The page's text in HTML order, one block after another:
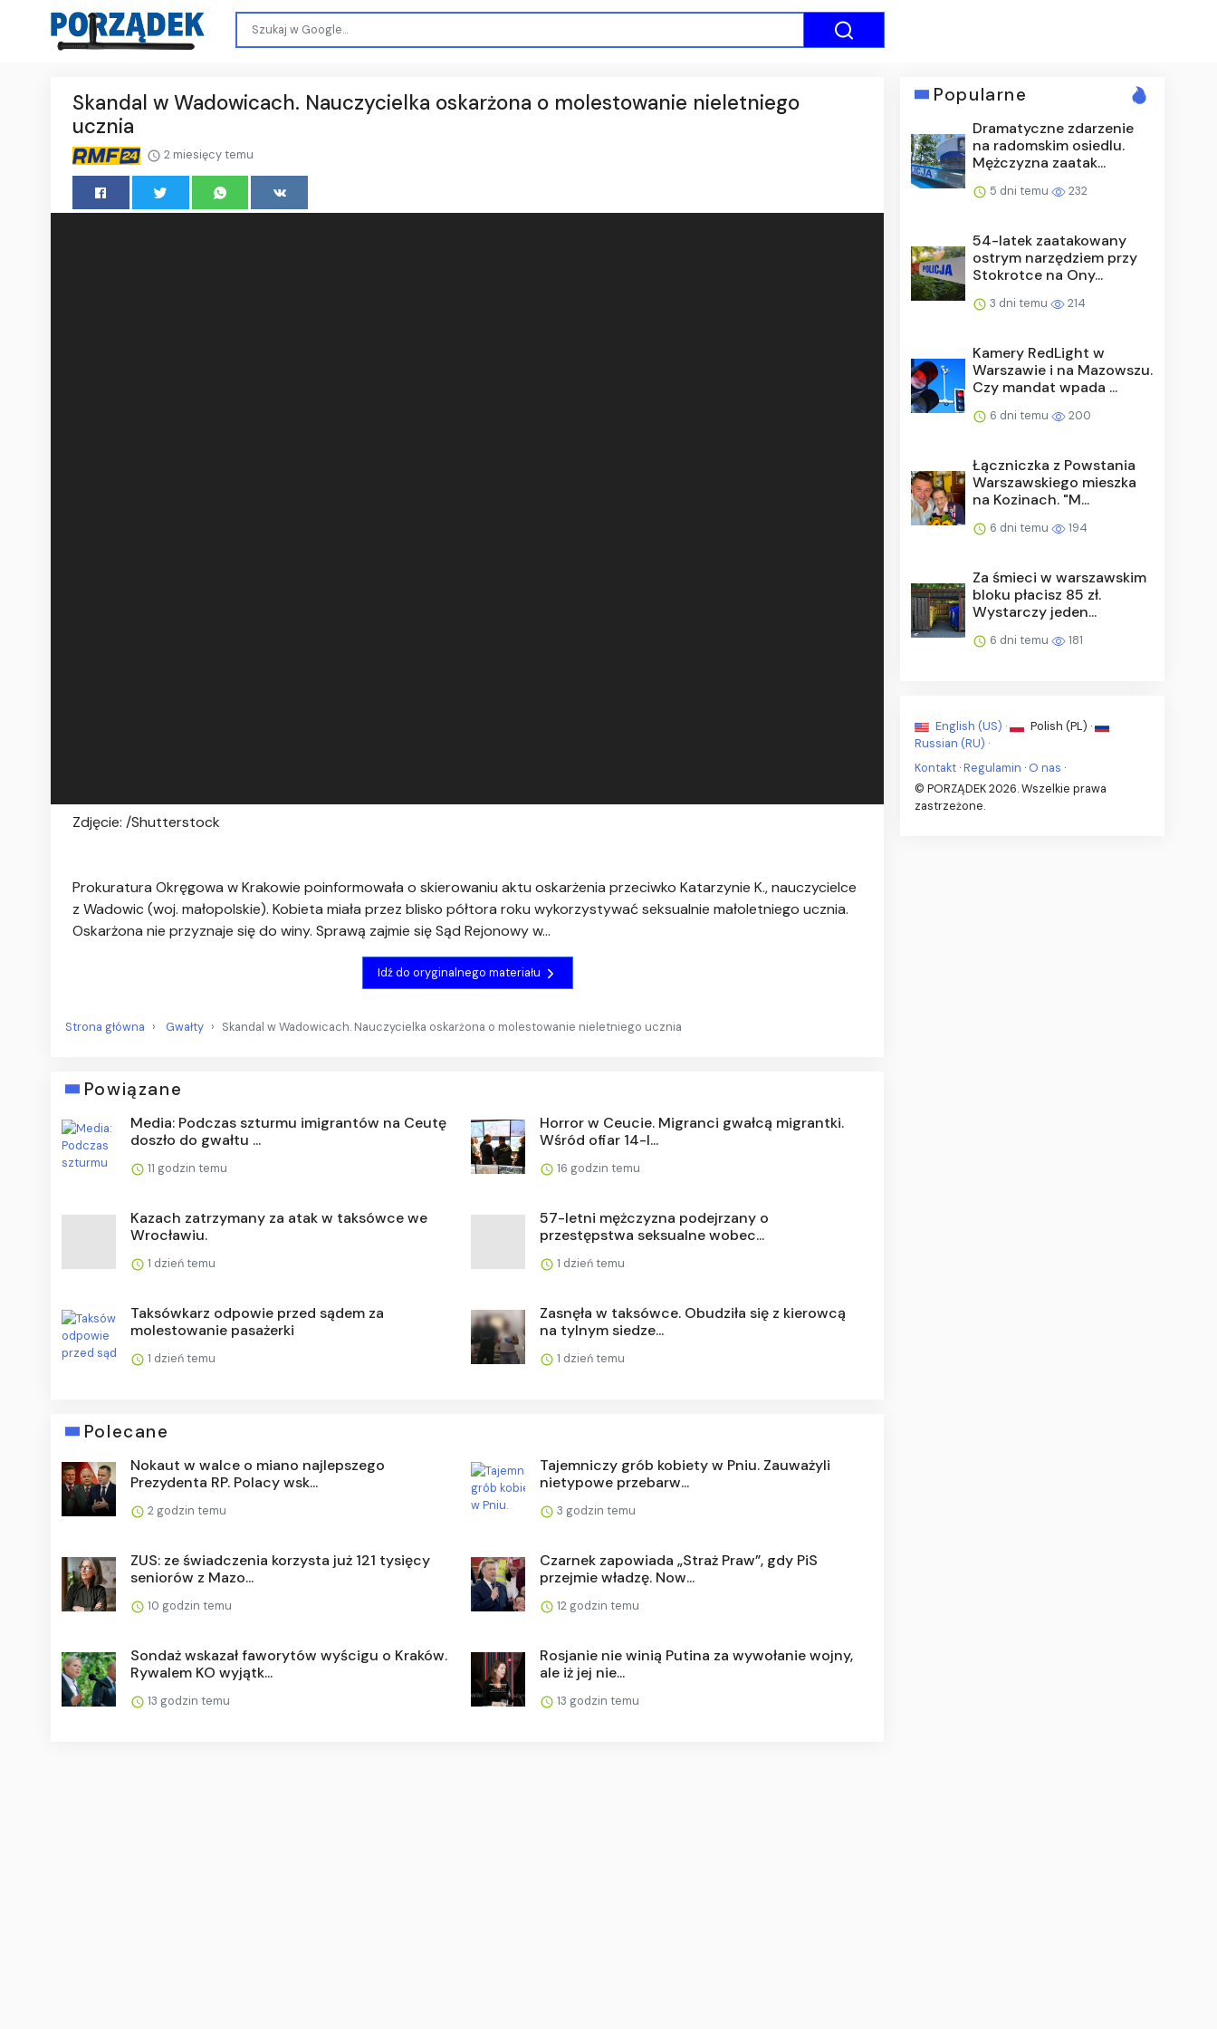
Skandal w Wadowicach. Nauczycielka oskarżona o molestowanie nieletniego
ucznia
2 miesięcy temu
Zdjęcie: /Shutterstock
Prokuratura Okręgowa w Krakowie poinformowała o skierowaniu aktu oskarżenia przeciwko Katarzynie K., nauczycielce
z Wadowic (woj. małopolskie). Kobieta miała przez blisko półtora roku wykorzystywać seksualnie małoletniego ucznia.
Oskarżona nie przyznaje się do winy. Sprawą zajmie się Sąd Rejonowy w...
Idź do oryginalnego materiału
Strona główna Gwałty Skandal w Wadowicach. Nauczycielka oskarżona o molestowanie nieletniego ucznia
Powiązane
Media: Podczas szturmu imigrantów na Ceutę
doszło do gwałtu ...
11 godzin temu
Horror w Ceucie. Migranci gwałcą migrantki.
Wśród ofiar 14-l...
16 godzin temu
Kazach zatrzymany za atak w taksówce we
Wrocławiu.
1 dzień temu
57-letni mężczyzna podejrzany o
przestępstwa seksualne wobec...
1 dzień temu
Taksówkarz odpowie przed sądem za
molestowanie pasażerki
1 dzień temu
Zasnęła w taksówce. Obudziła się z kierowcą
na tylnym siedze...
1 dzień temu
Polecane
Nokaut w walce o miano najlepszego
Prezydenta RP. Polacy wsk...
2 godzin temu
Tajemniczy grób kobiety w Pniu. Zauważyli
nietypowe przebarw...
3 godzin temu
ZUS: ze świadczenia korzysta już 121 tysięcy
seniorów z Mazo...
10 godzin temu
Czarnek zapowiada „Straż Praw”, gdy PiS
przejmie władzę. Now...
12 godzin temu
Sondaż wskazał faworytów wyścigu o Kraków.
Rywalem KO wyjątk...
13 godzin temu
Rosjanie nie winią Putina za wywołanie wojny,
ale iż jej nie...
13 godzin temu
Popularne
Dramatyczne zdarzenie
na radomskim osiedlu.
Mężczyzna zaatak...
5 dni temu 232
54-latek zaatakowany
ostrym narzędziem przy
Stokrotce na Ony...
3 dni temu 214
Kamery RedLight w
Warszawie i na Mazowszu.
Czy mandat wpada ...
6 dni temu 200
Łączniczka z Powstania
Warszawskiego mieszka
na Kozinach. "M...
6 dni temu 194
Za śmieci w warszawskim
bloku płacisz 85 zł.
Wystarczy jeden...
6 dni temu 181
English (US) ·
Polish (PL) ·
Russian (RU) ·
Kontakt ·Regulamin · O nas ·
© PORZĄDEK 2026. Wszelkie prawa
zastrzeżone.